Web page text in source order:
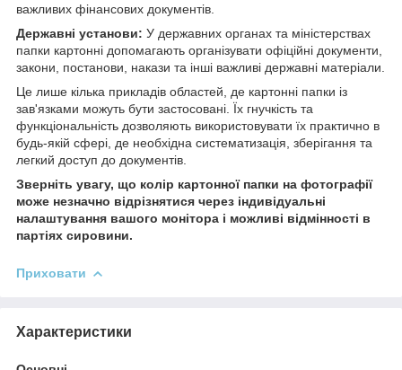
важливих фінансових документів.
Державні установи: У державних органах та міністерствах
папки картонні допомагають організувати офіційні документи,
закони, постанови, накази та інші важливі державні матеріали.
Це лише кілька прикладів областей, де картонні папки із
зав'язками можуть бути застосовані. Їх гнучкість та
функціональність дозволяють використовувати їх практично в
будь-якій сфері, де необхідна систематизація, зберігання та
легкий доступ до документів.
Зверніть увагу, що колір картонної папки на фотографії
може незначно відрізнятися через індивідуальні
налаштування вашого монітора і можливі відмінності в
партіях сировини.
Приховати
Характеристики